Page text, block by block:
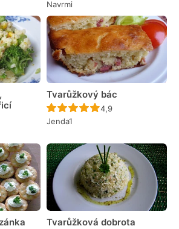
Navrmi
ještě nebyl hodnocen
Tvarůžkový bác
Recept ještě nebyl
4,9
Jenda1
Tvarůžková dobrota